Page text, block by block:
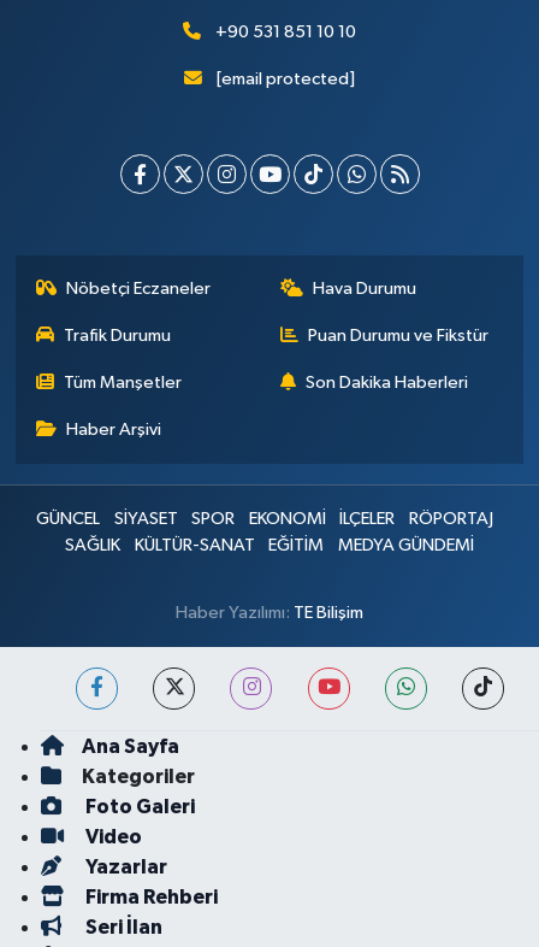
+90 531 851 10 10
[email protected]
Nöbetçi Eczaneler Hava Durumu
Trafik Durumu Puan Durumu ve Fikstür
Tüm Manşetler Son Dakika Haberleri
Haber Arşivi
GÜNCEL SİYASET SPOR EKONOMİ İLÇELER
RÖPORTAJ
SAĞLIK
KÜLTÜR-SANAT EĞİTİM MEDYA GÜNDEMİ
Haber Yazılımı: TE Bilişim
Ana Sayfa
Kategoriler
Foto Galeri
Video
Yazarlar
Firma Rehberi
Seri İlan